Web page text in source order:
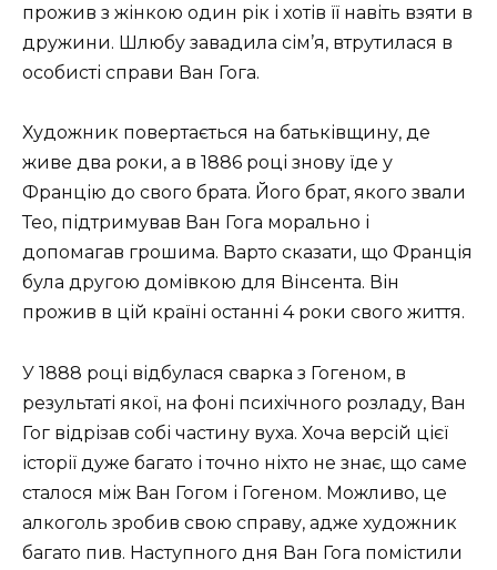
прожив з жінкою один рік і хотів її навіть взяти в
дружини. Шлюбу завадила сім’я, втрутилася в
особисті справи Ван Гога.
Художник повертається на батьківщину, де
живе два роки, а в 1886 році знову їде у
Францію до свого брата. Його брат, якого звали
Тео, підтримував Ван Гога морально і
допомагав грошима. Варто сказати, що Франція
була другою домівкою для Вінсента. Він
прожив в цій країні останні 4 роки свого життя.
У 1888 році відбулася сварка з Гогеном, в
результаті якої, на фоні психічного розладу, Ван
Гог відрізав собі частину вуха. Хоча версій цієї
історії дуже багато і точно ніхто не знає, що саме
сталося між Ван Гогом і Гогеном. Можливо, це
алкоголь зробив свою справу, адже художник
багато пив. Наступного дня Ван Гога помістили